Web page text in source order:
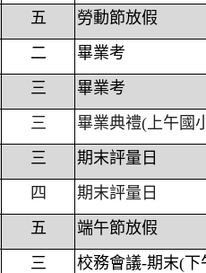
五
勞動節放假
二
畢業考
三
畢業考
三
畢業典禮(上午國
三
期末評量日
四
期末評量日
五
端午節放假
三
校務會議-期末(下